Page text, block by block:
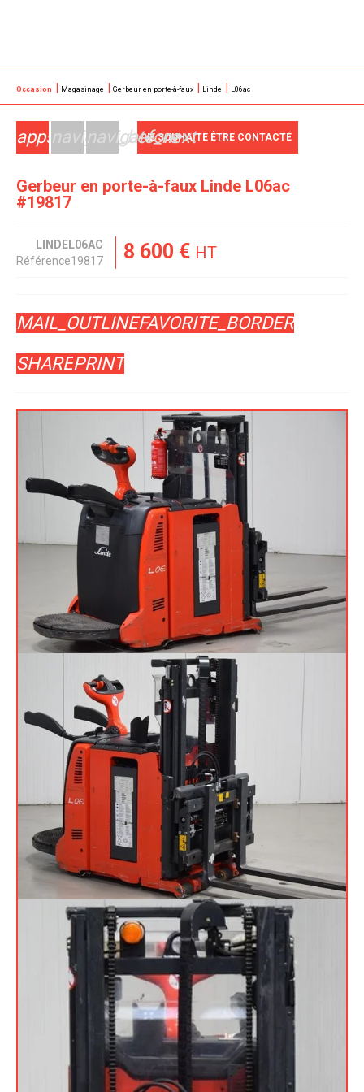
Occasion Magasinage Gerbeur en porte-à-faux Linde L06ac
Gerbeur en porte-à-faux Linde L06ac
#19817
appsnavigate_before
navigate_nextJE SOUHAITE ÊTRE CONTACTÉ
LINDEL06AC
Référence19817 8 600 € HT
FAVORITE_BORDER
MAIL_OUTLINE
SHAREPRINT